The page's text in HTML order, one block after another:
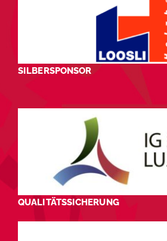
SILBERSPONSOR
QUALITÄTSSICHERUNG